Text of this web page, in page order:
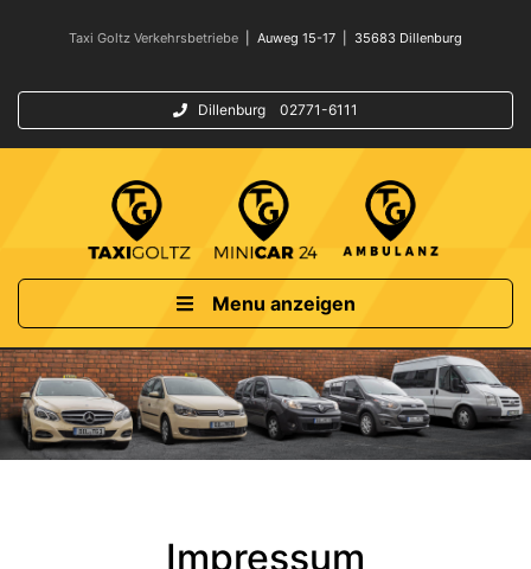
Taxi Goltz Verkehrsbetriebe | Auweg 15-17 | 35683 Dillenburg
Dillenburg 02771-6111
Menu anzeigen
Impressum